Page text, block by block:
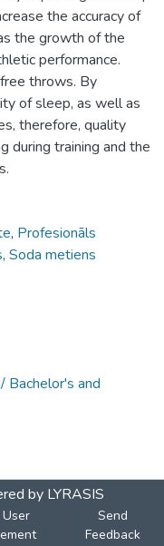
the accuracy of
the growth of the
performance.
throws. By
of sleep, as well as
therefore, quality
training and the
, Profesionāls
, Soda metiens
Bachelor's and
by LYRASIS
User
Send
Feedback